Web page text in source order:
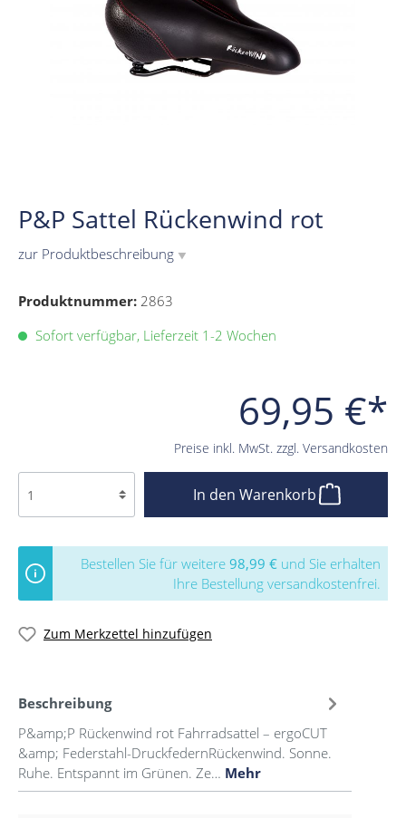
P&P Sattel Rückenwind rot
zur Produktbeschreibung ▼
Produktnummer: 2863
69,95 €*
Preise inkl. MwSt. zzgl. Versandkosten
Sofort verfügbar, Lieferzeit 1-2 Wochen
In den Warenkorb
Bestellen Sie für weitere 98,99 € und Sie erhalten
Ihre Bestellung versandkostenfrei.
Zum Merkzettel hinzufügen
Beschreibung
P&amp;P Rückenwind rot Fahrradsattel – ergoCUT
&amp; Federstahl-DruckfedernRückenwind. Sonne.
Ruhe. Entspannt im Grünen. Ze… Mehr